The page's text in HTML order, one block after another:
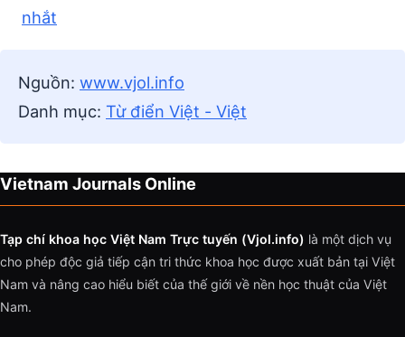
nhắt
Nguồn: www.vjol.info
Danh mục: Từ điển Việt - Việt
Vietnam Journals Online
Tạp chí khoa học Việt Nam Trực tuyến (Vjol.info) là một dịch vụ
cho phép độc giả tiếp cận tri thức khoa học được xuất bản tại Việt
Nam và nâng cao hiểu biết của thế giới về nền học thuật của Việt
Nam.